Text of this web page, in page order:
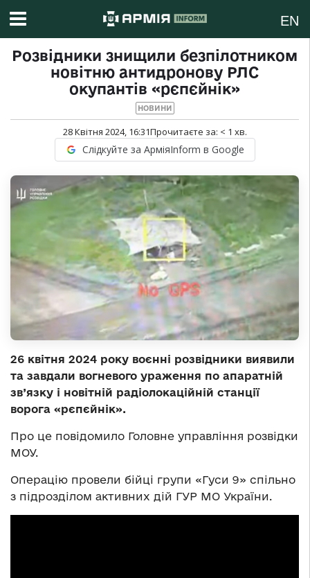
EN
Розвідники знищили безпілотником
новітню антидронову РЛС
окупантів «рєпєйнік»
НОВИНИ
28 Квітня 2024, 16:31Прочитаєте за: < 1 хв.
Слідкуйте за АрміяInform в Google
26 квітня 2024 року воєнні розвідники виявили
та завдали вогневого ураження по апаратній
зв’язку і новітній радіолокаційній станції
ворога «рєпєйнік».
Про це повідомило Головне управління розвідки
МОУ.
Операцію провели бійці групи «Гуси 9» спільно
з підрозділом активних дій ГУР МО України.